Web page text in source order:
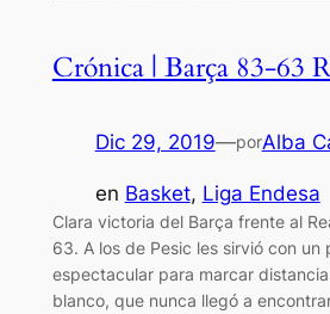
Crónica | Barça 83-63
Dic 29, 2019—porAlba
en Basket, Liga Endesa
Clara victoria del Barça frente al
63. A los de Pesic les sirvió con un
espectacular para marcar
blanco, que nunca llegó a